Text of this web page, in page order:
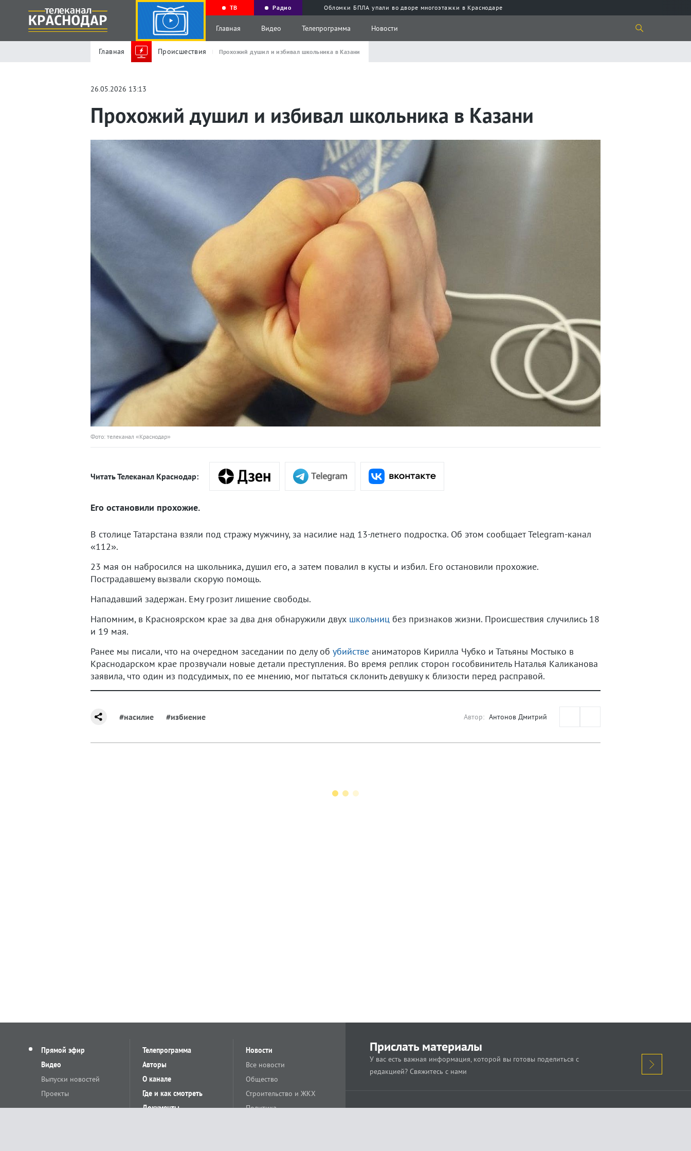
ТВ Радио Обломки БПЛА упали во дворе многоэтажки в Краснодаре
Главная Видео Телепрограмма Новости
Главная Происшествия Прохожий душил и избивал школьника в Казани
26.05.2026 13:13
Прохожий душил и избивал школьника в Казани
Фото: телеканал «Краснодар»
Читать Телеканал Краснодар:
Его остановили прохожие.
В столице Татарстана взяли под стражу мужчину, за насилие над 13-летнего подростка. Об этом сообщает Telegram-канал
«112».
23 мая он набросился на школьника, душил его, а затем повалил в кусты и избил. Его остановили прохожие.
Пострадавшему вызвали скорую помощь.
Нападавший задержан. Ему грозит лишение свободы.
Напомним, в Красноярском крае за два дня обнаружили двух школьниц без признаков жизни. Происшествия случились 18
и 19 мая.
Ранее мы писали, что на очередном заседании по делу об убийстве аниматоров Кирилла Чубко и Татьяны Мостыко в
Краснодарском крае прозвучали новые детали преступления. Во время реплик сторон гособвинитель Наталья Каликанова
заявила, что один из подсудимых, по ее мнению, мог пытаться склонить девушку к близости перед расправой.
#насилие #избиение Автор: Антонов Дмитрий
Прямой эфир
Видео
Выпуски новостей
Проекты
Телепрограмма
Авторы
О канале
Где и как смотреть
Документы
Новости
Все новости
Общество
Строительство и ЖКХ
Политика
Прислать материалы
У вас есть важная информация, которой вы готовы поделиться с
редакцией? Свяжитесь с нами